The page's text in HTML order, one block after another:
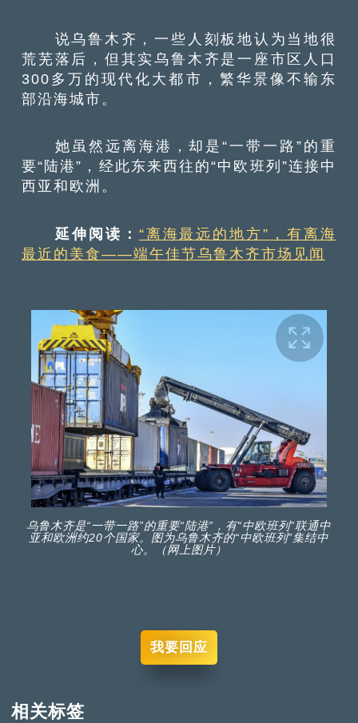
说乌鲁木齐，一些人刻板地认为当地很
荒芜落后，但其实乌鲁木齐是一座市区人口
300多万的现代化大都市，繁华景像不输东
部沿海城市。
她虽然远离海港，却是“一带一路”的重
要“陆港”，经此东来西往的“中欧班列”连接中
西亚和欧洲。
延伸阅读： “离海最远的地方”，有离海
最近的美食——端午佳节乌鲁木齐市场见闻
乌鲁木齐是“一带一路”的重要“陆港”，有“中欧班列”联通中
亚和欧洲约20个国家。图为乌鲁木齐的“中欧班列”集结中
心。（网上图片）
我要回应
相关标签